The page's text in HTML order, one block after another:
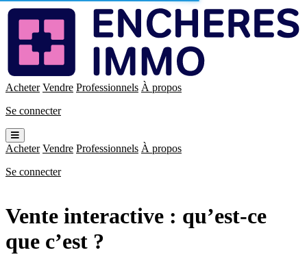
Enchères
Immo
Acheter Vendre Professionnels À propos
Se connecter
Ouvrir
le
menu
Acheter Vendre Professionnels À propos
Se connecter
Vente interactive : qu’est-ce
que c’est ?